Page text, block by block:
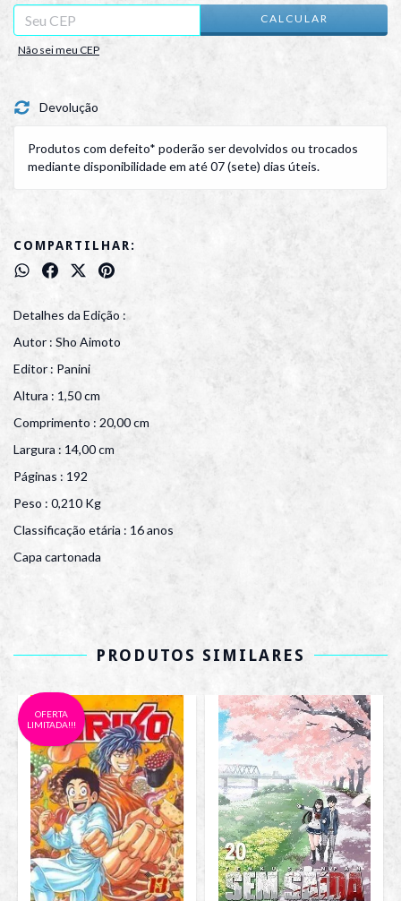
CALCULAR
Não sei meu CEP
Devolução
Produtos com defeito* poderão ser devolvidos ou trocados
mediante disponibilidade em até 07 (sete) dias úteis.
COMPARTILHAR:
Detalhes da Edição :
Autor : Sho Aimoto
Editor : Panini
Altura : 1,50 cm
Comprimento : 20,00 cm
Largura : 14,00 cm
Páginas : 192
Peso : 0,210 Kg
Classificação etária : 16 anos
Capa cartonada
PRODUTOS SIMILARES
OFERTA
LIMITADA!!!